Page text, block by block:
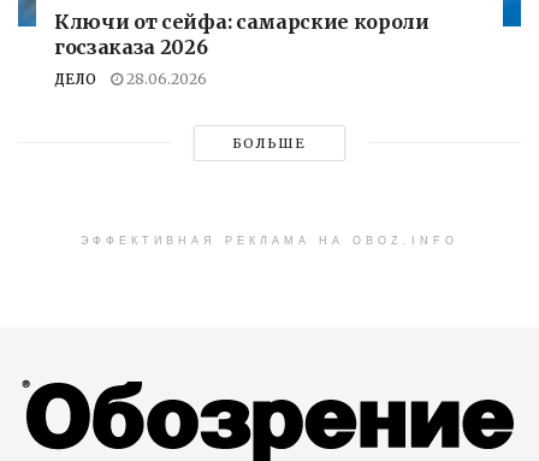
Ключи от сейфа: самарские короли
госзаказа 2026
ДЕЛО 28.06.2026
БОЛЬШЕ
ЭФФЕКТИВНАЯ РЕКЛАМА НА OBOZ.INFO